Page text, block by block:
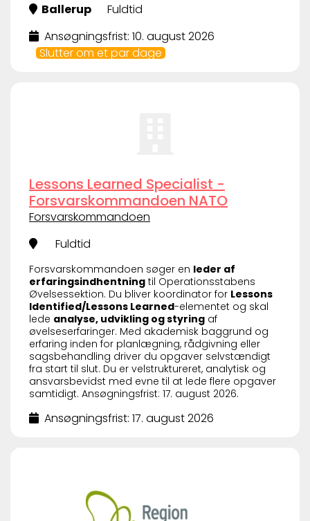
Ballerup
Fuldtid
Ansøgningsfrist: 10. august 2026
Slutter om et par dage
Lessons Learned Specialist -
Forsvarskommandoen NATO
Forsvarskommandoen
Fuldtid
Forsvarskommandoen søger en leder af
erfaringsindhentning til Operationsstabens
Øvelsessektion. Du bliver koordinator for Lessons
Identified/Lessons Learned-elementet og skal
lede analyse, udvikling og styring af
øvelseserfaringer. Med akademisk baggrund og
erfaring inden for planlægning, rådgivning eller
sagsbehandling driver du opgaver selvstændigt
fra start til slut. Du er velstruktureret, analytisk og
ansvarsbevidst med evne til at lede flere opgaver
samtidigt. Ansøgningsfrist: 17. august 2026.
Ansøgningsfrist: 17. august 2026